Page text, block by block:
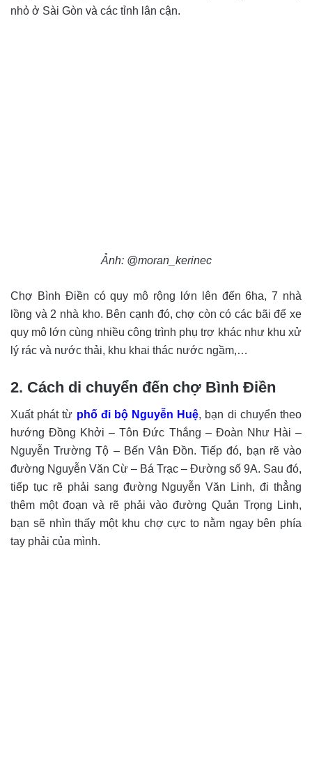
nhỏ ở Sài Gòn và các tỉnh lân cận.
Ảnh: @moran_kerinec
Chợ Bình Điền có quy mô rộng lớn lên đến 6ha, 7 nhà
lồng và 2 nhà kho. Bên cạnh đó, chợ còn có các bãi để xe
quy mô lớn cùng nhiều công trình phụ trợ khác như khu xử
lý rác và nước thải, khu khai thác nước ngầm,…
2. Cách di chuyển đến chợ Bình Điền
Xuất phát từ phố đi bộ Nguyễn Huệ, bạn di chuyển theo
hướng Đồng Khởi – Tôn Đức Thắng – Đoàn Như Hài –
Nguyễn Trường Tộ – Bến Vân Đồn. Tiếp đó, bạn rẽ vào
đường Nguyễn Văn Cừ – Bá Trạc – Đường số 9A. Sau đó,
tiếp tục rẽ phải sang đường Nguyễn Văn Linh, đi thẳng
thêm một đoạn và rẽ phải vào đường Quản Trọng Linh,
bạn sẽ nhìn thấy một khu chợ cực to nằm ngay bên phía
tay phải của mình.